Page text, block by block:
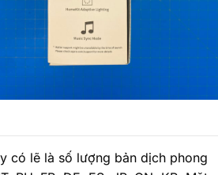
có lẽ là số lượng bản dịch phong